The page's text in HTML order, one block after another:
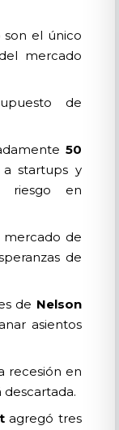
son el único
mercado
de
50
a startups y
riesgo en
de
de
de Nelson
asientos
recesión en
descartada.
agregó tres